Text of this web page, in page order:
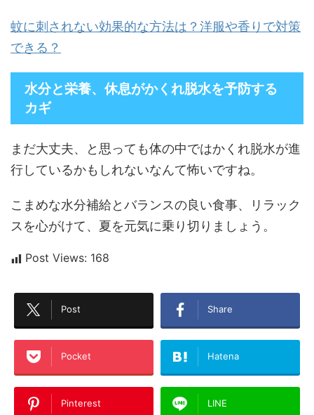
蚊に刺されない効果的な方法は？洋服や香りで対策
できる？
水分と栄養、休息がかくれ脱水を予防する
カギ
まだ大丈夫、と思っても体の中ではかくれ脱水が進
行しているかもしれないなんて怖いですね。
こまめな水分補給とバランスの良い食事、リラック
スを心がけて、夏を元気に乗り切りましょう。
Post Views: 168
Post Share
Pocket Hatena
Pinterest LINE